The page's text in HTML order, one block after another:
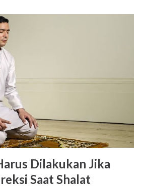
anak oleh-Nya, pertanyaan mengapa
jadi terbersit pun tidak. Anak
Baru saja menikah, beberapa bulan
kemudian pasangan suami
tua. Beberapa tahun kemudian,
seterusnya lahir. Jawaban-jawaban
jawaban sekian orang tua saat
tersebut: Saya ingin menciptakan
indah Ngg…Semacam investasi
saya percaya, kita akan m...
Dilakukan Jika
Saat Shalat